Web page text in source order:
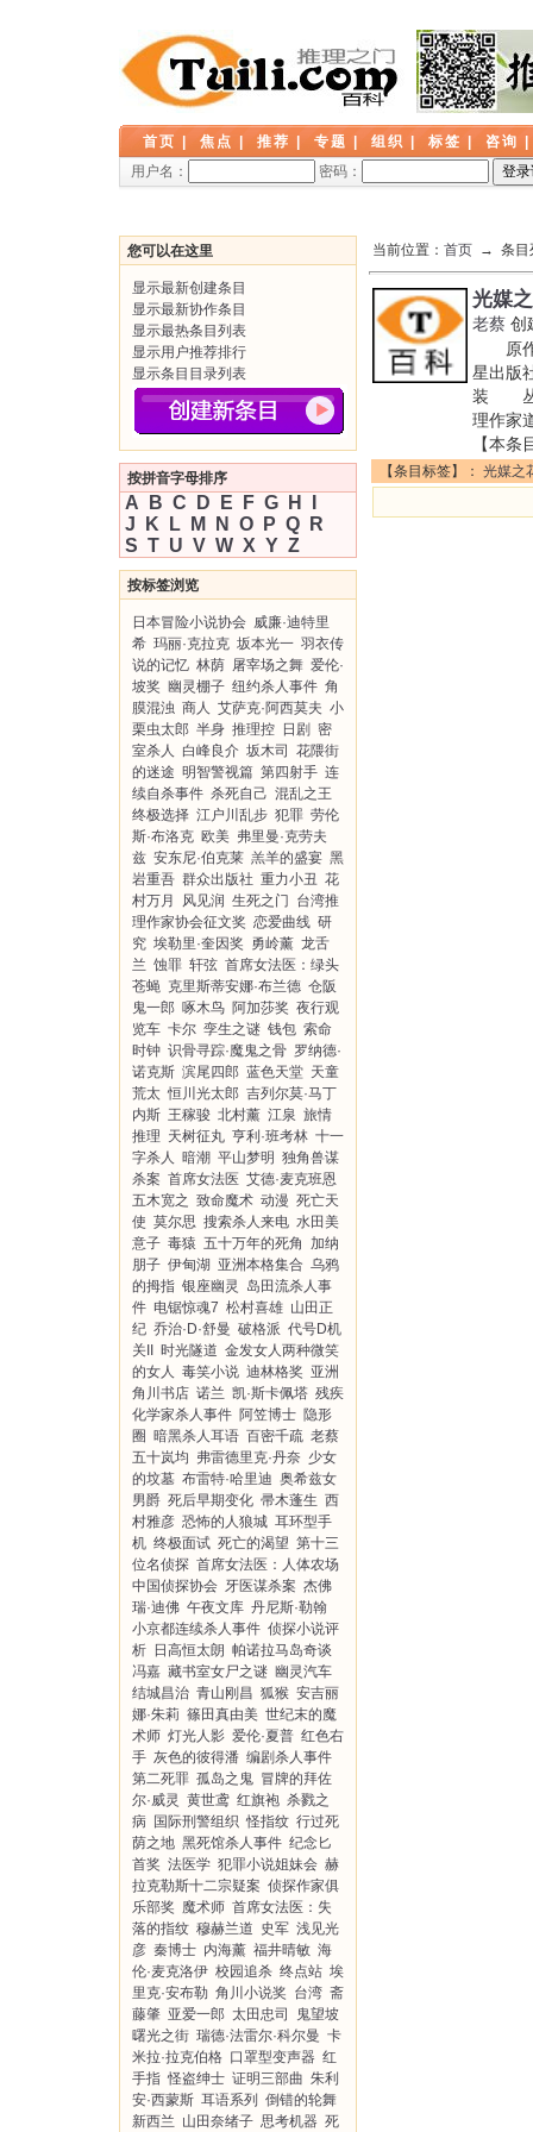
首页 焦点 推荐 专题 组织 标签 咨询
用户名：
密码：
您可以在这里
显示最新创建条目
显示最新协作条目
显示最热条目列表
显示用户推荐排行
显示条目目录列表
按拼音字母排序
A B C D E F G H
J
K L M N O P Q
R
S T U V W X Y Z
按标签浏览
日本冒险小说协会 威廉·迪特里
希 玛丽·克拉克 坂本光一 羽衣传
说的记忆 林荫 屠宰场之舞 爱伦·
坡奖 幽灵棚子 纽约杀人事件 角
膜混浊 商人 艾萨克·阿西莫夫 小
栗虫太郎 半身 推理控 日剧 密
室杀人
白峰良介 坂木司
花隈街
的迷途 明智警视篇 第四射手 连
续自杀事件 杀死自己 混乱之王
终极选择 江户川乱步 犯罪 劳伦
斯·布洛克 欧美 弗里曼·克劳夫
兹 安东尼·伯克莱 羔羊的盛宴 黑
岩重吾 群众出版社 重力小丑 花
村万月
风见润 生死之门 台湾推
理作家协会征文奖 恋爱曲线 研
究 埃勒里·奎因奖 勇岭薰 龙舌
兰 蚀罪 轩弦 首席女法医：绿头
苍蝇 克里斯蒂安娜·布兰德 仓阪
鬼一郎 啄木鸟 阿加莎奖 夜行观
览车 卡尔 孪生之谜 钱包 索命
时钟 识骨寻踪·魔鬼之骨 罗纳德·
诺克斯 滨尾四郎 蓝色天堂 天童
荒太 恒川光太郎 吉列尔莫·马丁
内斯 王稼骏 北村薰 江泉 旅情
推理 天树征丸 亨利·班考林 十一
字杀人 暗潮 平山梦明 独角兽谋
杀案 首席女法医 艾德·麦克班恩
五木宽之 致命魔术 动漫 死亡天
使 莫尔思 搜索杀人来电 水田美
意子 毒猿 五十万年的死角 加纳
朋子 伊甸湖 亚洲本格集合 乌鸦
的拇指 银座幽灵
岛田流杀人事
件 电锯惊魂7 松村喜雄 山田正
纪 乔治·D·舒曼 破格派 代号D机
关II
时光隧道 金发女人两种微笑
的女人 毒笑小说 迪林格奖 亚洲
角川书店 诺兰 凯·斯卡佩塔 残疾
化学家杀人事件 阿笠博士 隐形
圈 暗黑杀人耳语 百密千疏 老蔡
五十岚均 弗雷德里克·丹奈 少女
的坟墓 布雷特·哈里迪 奥希兹女
男爵 死后早期变化 帚木蓬生 西
村雅彦 恐怖的人狼城 耳环型手
机 终极面试 死亡的渴望 第十三
位名侦探 首席女法医：人体农场
中国侦探协会 牙医谋杀案 杰佛
瑞·迪佛 午夜文库 丹尼斯·勒翰
小京都连续杀人事件 侦探小说评
析 日高恒太朗 帕诺拉马岛奇谈
冯嘉 藏书室女尸之谜 幽灵汽车
结城昌治 青山刚昌 狐猴 安吉丽
娜·朱莉 篠田真由美 世纪末的魔
术师 灯光人影 爱伦·夏普 红色右
手 灰色的彼得潘 编剧杀人事件
第二死罪 孤岛之鬼 冒牌的拜佐
尔·威灵 黄世鸢 红旗袍 杀戮之
病 国际刑警组织 怪指纹 行过死
荫之地 黑死馆杀人事件 纪念匕
首奖 法医学 犯罪小说姐妹会 赫
拉克勒斯十二宗疑案 侦探作家俱
乐部奖 魔术师 首席女法医：失
落的指纹 穆赫兰道 史军 浅见光
彦 秦博士 内海薰 福井晴敏 海
伦·麦克洛伊 校园追杀 终点站 埃
里克·安布勒 角川小说奖 台湾 斋
藤肇 亚爱一郎 太田忠司
鬼望坡
曙光之街 瑞德·法雷尔·科尔曼 卡
米拉·拉克伯格 口罩型变声器 红
手指 怪盗绅士 证明三部曲 朱利
安·西蒙斯 耳语系列
倒错的轮舞
新西兰 山田奈绪子 思考机器 死
当前位置： 首页 → 条目
光媒
老蔡 创
原作
星出
装 丛
理作家
【本条
【条目标签】： 光媒之